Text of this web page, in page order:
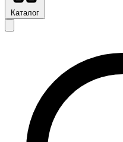
Каталог